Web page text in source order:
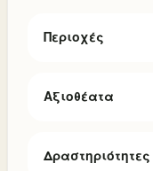
Περιοχές
Αξιοθέατα
Δραστηριότητες